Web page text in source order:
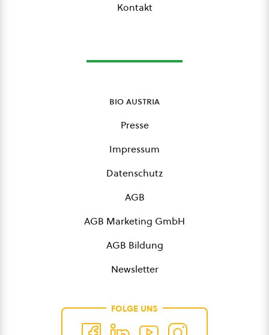
Kontakt
bio austria
Presse
Impressum
Datenschutz
AGB
AGB Marketing GmbH
AGB Bildung
Newsletter
FOLGE UNS